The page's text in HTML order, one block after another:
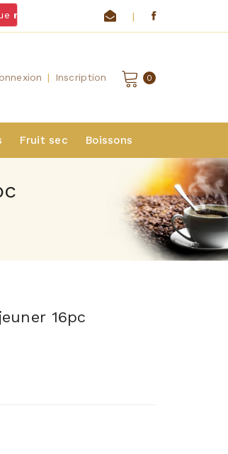
ne livrons pas de chocolats et
|
| Inscription 0
Fruit sec Boissons
16pc